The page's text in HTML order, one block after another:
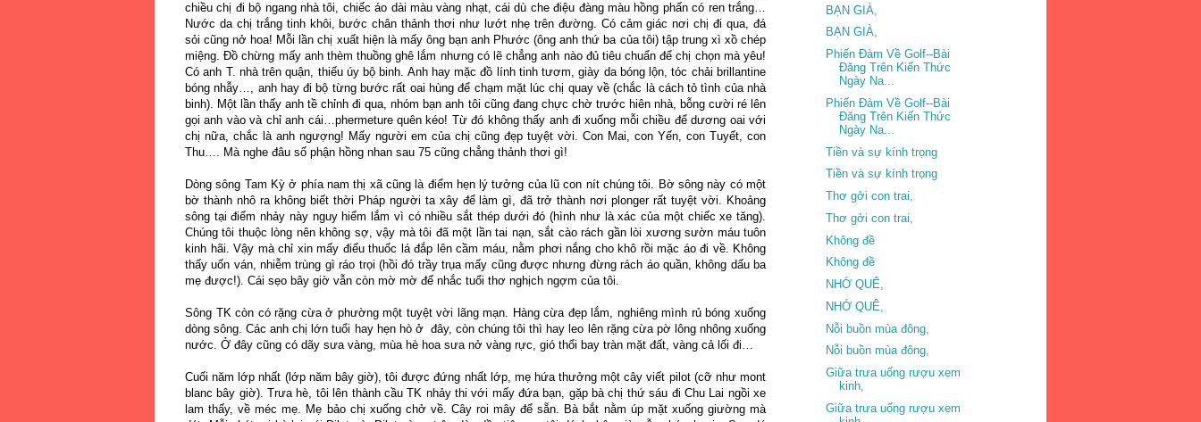
chiều chị đi bộ ngang nhà tôi, chiếc áo dài màu vàng nhạt, cái dù che điệu đàng màu hồng phấn có ren trắng…
Nước da chị trắng tinh khôi, bước chân thảnh thơi như lướt nhẹ trên đường. Có cảm giác nơi chị đi qua, đá
sỏi cũng nở hoa! Mỗi lần chị xuất hiện là mấy ông bạn anh Phước (ông anh thứ ba của tôi) tập trung xì xồ chép
miệng. Đồ chừng mấy anh thèm thuồng ghê lắm nhưng có lẽ chẳng anh nào đủ tiêu chuẩn để chị chọn mà yêu!
Có anh T. nhà trên quận, thiếu úy bộ binh. Anh hay mặc đồ lính tinh tươm, giày da bóng lộn, tóc chải brillantine
bóng nhẫy…, anh hay đi bộ từng bước rất oai hùng để chạm mặt lúc chị quay về (chắc là cách tỏ tình của nhà
binh). Một lần thấy anh tề chỉnh đi qua, nhóm bạn anh tôi cũng đang chực chờ trước hiên nhà, bỗng cười ré lên
gọi anh vào và chỉ anh cái…phermeture quên kéo! Từ đó không thấy anh đi xuống mỗi chiều để dương oai với
chị nữa, chắc là anh ngượng! Mấy người em của chị cũng đẹp tuyệt vời. Con Mai, con Yến, con Tuyết, con
Thu…. Mà nghe đâu số phận hồng nhan sau 75 cũng chẳng thảnh thơi gì!
Dòng sông Tam Kỳ ở phía nam thị xã cũng là điểm hẹn lý tưởng của lũ con nít chúng tôi. Bờ sông này có một
bờ thành nhô ra không biết thời Pháp người ta xây để làm gì, đã trở thành nơi plonger rất tuyệt vời. Khoảng
sông tại điểm nhảy này nguy hiểm lắm vì có nhiều sắt thép dưới đó (hình như là xác của một chiếc xe tăng).
Chúng tôi thuộc lòng nên không sợ, vậy mà tôi đã một lần tai nạn, sắt cào rách gần lòi xương sườn máu tuôn
kinh hãi. Vậy mà chỉ xin mấy điếu thuốc lá đắp lên cầm máu, nằm phơi nắng cho khô rồi mặc áo đi về. Không
thấy uốn ván, nhiễm trùng gì ráo trọi (hồi đó trầy trụa mấy cũng được nhưng đừng rách áo quần, không dấu ba
mẹ được!). Cái sẹo bây giờ vẫn còn mờ mờ để nhắc tuổi thơ nghịch ngợm của tôi.
Sông TK còn có rặng cừa ở phường một tuyệt vời lãng mạn. Hàng cừa đẹp lắm, nghiêng mình rủ bóng xuống
dòng sông. Các anh chị lớn tuổi hay hẹn hò ở đây, còn chúng tôi thì hay leo lên rặng cừa pờ lông nhông xuống
nước. Ở đây cũng có dãy sưa vàng, mùa hè hoa sưa nở vàng rực, gió thổi bay tràn mặt đất, vàng cả lối đi…
Cuối năm lớp nhất (lớp năm bây giờ), tôi được đứng nhất lớp, mẹ hứa thưởng một cây viết pilot (cỡ như mont
blanc bây giờ). Trưa hè, tôi lên thành cầu TK nhảy thi với mấy đứa bạn, gặp bà chị thứ sáu đi Chu Lai ngồi xe
lam thấy, về méc mẹ. Mẹ bảo chị xuống chở về. Cây roi mây để sẵn. Bà bắt nằm úp mặt xuống giường mà
BẠN GIÀ,
BẠN GIÀ,
Phiến Đàm Về Golf--Bài
Đăng Trên Kiến Thức
Ngày Na...
Phiến Đàm Về Golf--Bài
Đăng Trên Kiến Thức
Ngày Na...
Tiền và sự kính trọng
Tiền và sự kính trọng
Thơ gởi con trai,
Thơ gởi con trai,
Không đề
Không đề
NHỚ QUÊ,
NHỚ QUÊ,
Nỗi buồn mùa đông,
Nỗi buồn mùa đông,
Giữa trưa uống rượu xem
kinh,
Giữa trưa uống rượu xem